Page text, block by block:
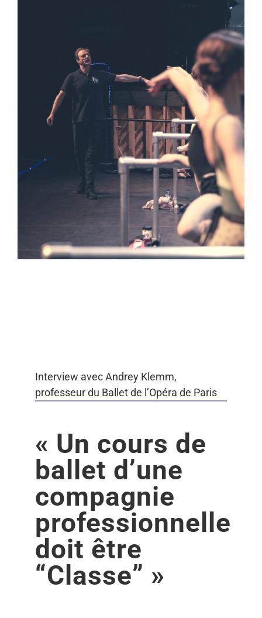
Interview avec Andrey Klemm,
professeur du Ballet de l’Opéra de Paris
« Un cours de
ballet d’une
compagnie
professionnelle
doit être
“Classe” »